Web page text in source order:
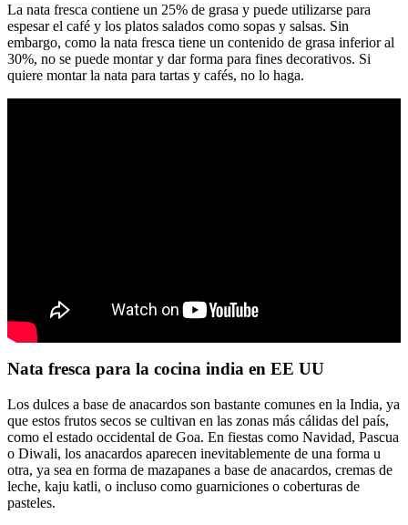
La nata fresca contiene un 25% de grasa y puede utilizarse para
espesar el café y los platos salados como sopas y salsas. Sin
embargo, como la nata fresca tiene un contenido de grasa inferior al
30%, no se puede montar y dar forma para fines decorativos. Si
quiere montar la nata para tartas y cafés, no lo haga.
Nata fresca para la cocina india en EE UU
Los dulces a base de anacardos son bastante comunes en la India, ya
que estos frutos secos se cultivan en las zonas más cálidas del país,
como el estado occidental de Goa. En fiestas como Navidad, Pascua
o Diwali, los anacardos aparecen inevitablemente de una forma u
otra, ya sea en forma de mazapanes a base de anacardos, cremas de
leche, kaju katli, o incluso como guarniciones o coberturas de
pasteles.